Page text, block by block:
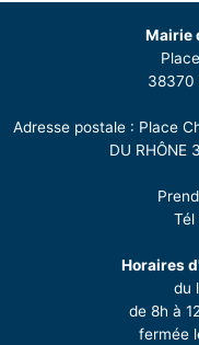
Mairie
38370
Adresse postale : Place
DU RHÔNE
Horaires
du
de 8h à
fermée